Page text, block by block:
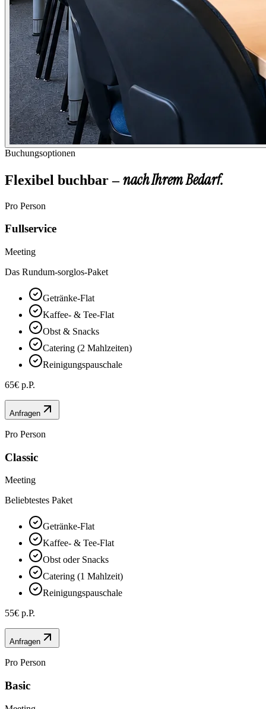
Buchungsoptionen
Flexibel buchbar – nach Ihrem Bedarf.
Pro Person
Fullservice
Meeting
Das Rundum-sorglos-Paket
Getränke-Flat
Kaffee- & Tee-Flat
Obst & Snacks
Catering (2 Mahlzeiten)
Reinigungspauschale
65€ p.P.
Anfragen
Pro Person
Classic
Meeting
Beliebtestes Paket
Getränke-Flat
Kaffee- & Tee-Flat
Obst oder Snacks
Catering (1 Mahlzeit)
Reinigungspauschale
55€ p.P.
Anfragen
Pro Person
Basic